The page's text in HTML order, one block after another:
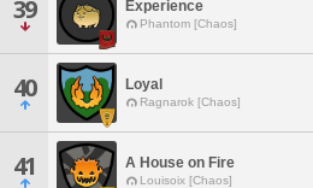
39 Experience
Phantom [Chaos]
40 Loyal
Ragnarok [Chaos]
41 A House on Fire
Louisoix [Chaos]